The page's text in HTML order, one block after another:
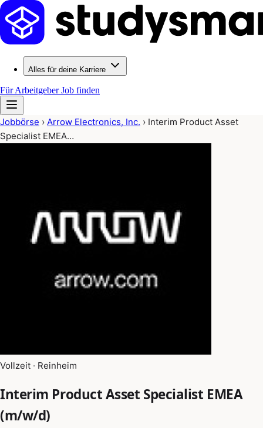
Alles für deine Karriere
Für ArbeitgeberJob finden
Jobbörse › Arrow Electronics, Inc. › Interim Product Asset
Specialist EMEA…
Vollzeit · Reinheim
Interim Product Asset Specialist EMEA
(m/w/d)